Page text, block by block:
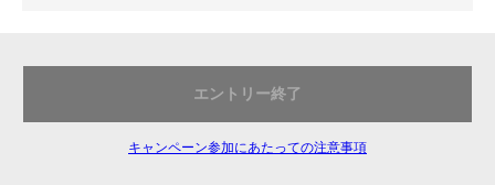
エントリー終了
キャンペーン参加にあたっての注意事項